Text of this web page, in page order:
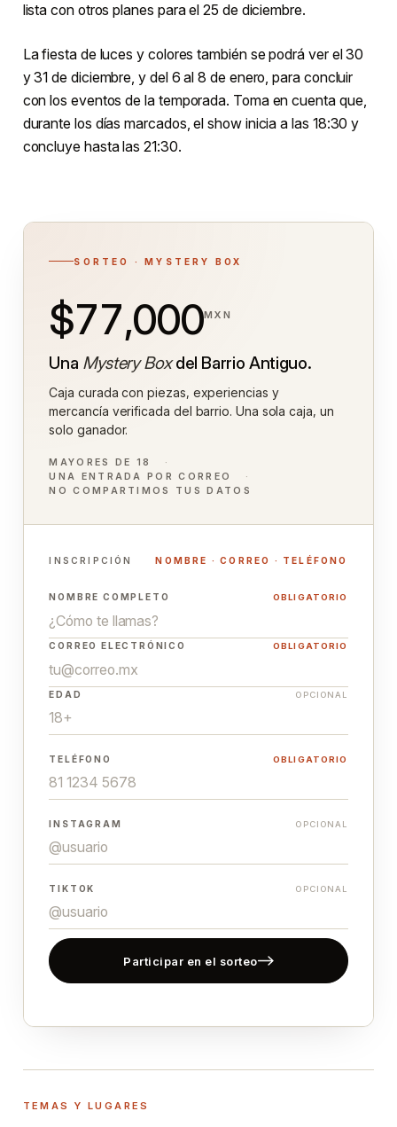
lista con otros planes para el 25 de diciembre.
La fiesta de luces y colores también se podrá ver el 30
y 31 de diciembre, y del 6 al 8 de enero, para concluir
con los eventos de la temporada. Toma en cuenta que,
durante los días marcados, el show inicia a las 18:30 y
concluye hasta las 21:30.
SORTEO · MYSTERY BOX
$77,000MXN
Una Mystery Boxdel Barrio Antiguo.
Caja curada con piezas, experiencias y
mercancía verificada del barrio. Una sola caja, un
solo ganador.
MAYORES DE 18
UNA ENTRADA POR CORREO
NO COMPARTIMOS TUS DATOS
INSCRIPCIÓN NOMBRE · CORREO · TELÉFONO
NOMBRE COMPLETO OBLIGATORIO
CORREO ELECTRÓNICO OBLIGATORIO
EDAD OPCIONAL
TELÉFONO OBLIGATORIO
INSTAGRAM OPCIONAL
TIKTOK OPCIONAL
Participar en el sorteo
TEMAS Y LUGARES